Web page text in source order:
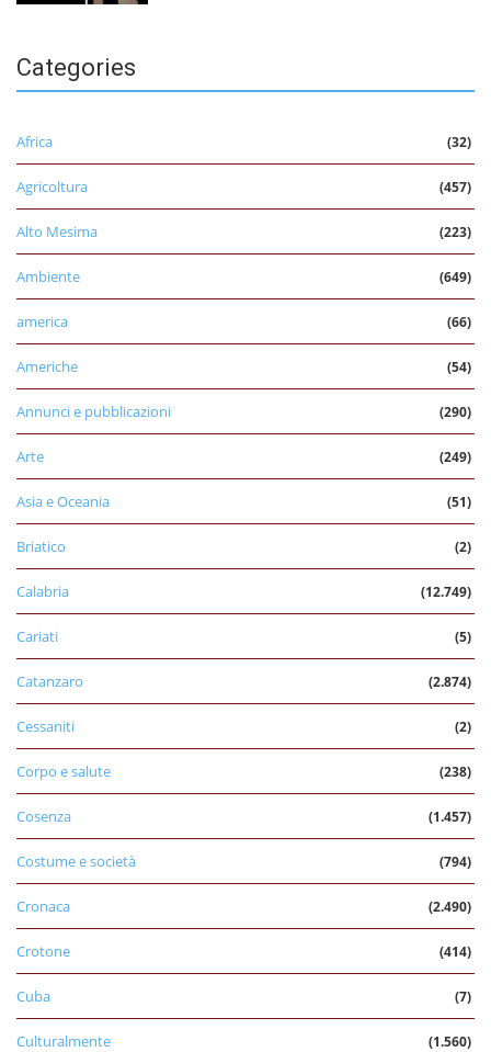
Categories
Africa (32)
Agricoltura (457)
Alto Mesima (223)
Ambiente (649)
america (66)
Americhe (54)
Annunci e pubblicazioni (290)
Arte (249)
Asia e Oceania (51)
Briatico (2)
Calabria (12.749)
Cariati (5)
Catanzaro (2.874)
Cessaniti (2)
Corpo e salute (238)
Cosenza (1.457)
Costume e società (794)
Cronaca (2.490)
Crotone (414)
Cuba (7)
Culturalmente (1.560)